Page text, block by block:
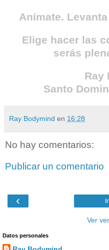
Anímate.
Elige hacer las
serás
Ray
Santo
Ray Bodymind en 16:28
No hay comentarios:
Publicar un comentario
‹
Ver
Datos personales